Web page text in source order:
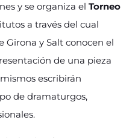
y se organiza el Torneo
a través del cual
y Salt conocen el
de una pieza
escribirán
de dramaturgos,